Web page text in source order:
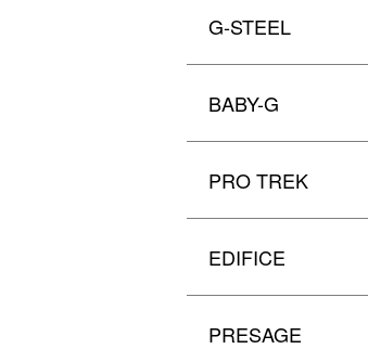
G-STEEL
BABY-G
PRO TREK
EDIFICE
PRESAGE